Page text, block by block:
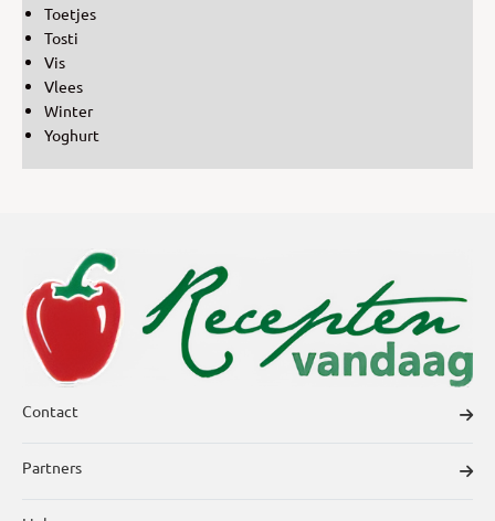
Toetjes
Tosti
Vis
Vlees
Winter
Yoghurt
Contact
Partners